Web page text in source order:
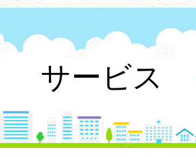
サービス